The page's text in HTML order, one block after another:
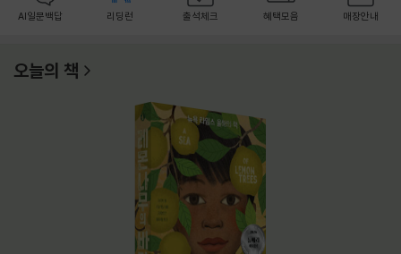
AI일문백답 리딩런 출석체크 혜택모음 매장안내
오늘의 책